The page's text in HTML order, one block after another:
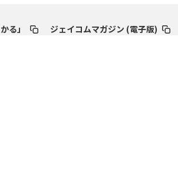
る」 ジェイコムマガジン (電子版)